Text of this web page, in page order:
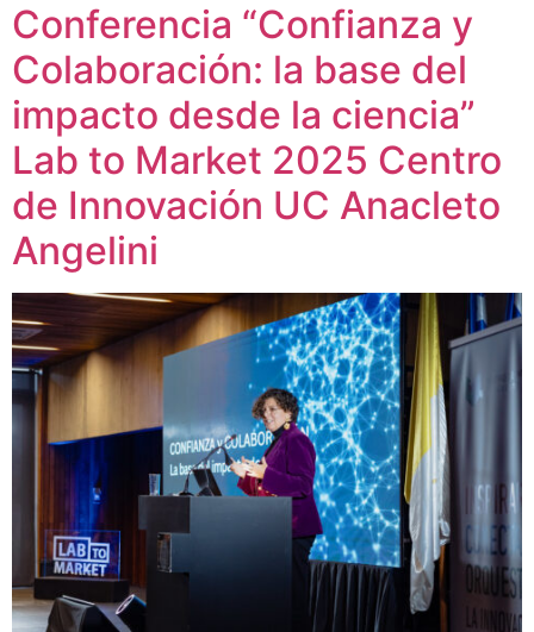
Conferencia “Confianza y
Colaboración: la base del
impacto desde la ciencia”
Lab to Market 2025 Centro
de Innovación UC Anacleto
Angelini